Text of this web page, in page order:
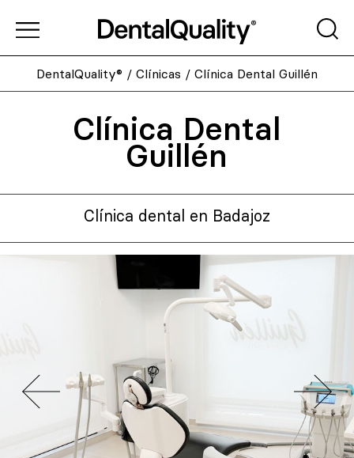
DentalQuality® / Clínicas / Clínica Dental Guillén
Clínica Dental
Guillén
Clínica dental en Badajoz